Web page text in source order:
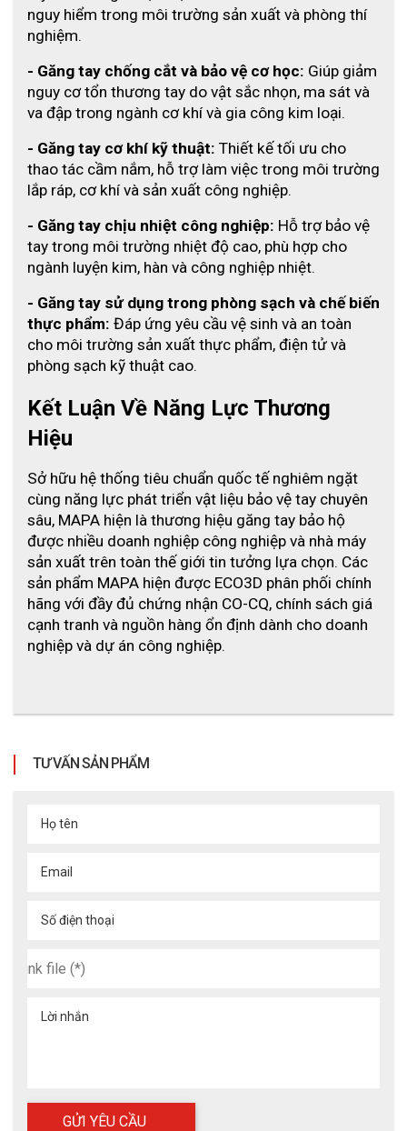
nguy hiểm trong môi trường sản xuất và phòng thí
nghiệm.
- Găng tay chống cắt và bảo vệ cơ học: Giúp giảm
nguy cơ tổn thương tay do vật sắc nhọn, ma sát và
va đập trong ngành cơ khí và gia công kim loại.
- Găng tay cơ khí kỹ thuật: Thiết kế tối ưu cho
thao tác cầm nắm, hỗ trợ làm việc trong môi trường
lắp ráp, cơ khí và sản xuất công nghiệp.
- Găng tay chịu nhiệt công nghiệp: Hỗ trợ bảo vệ
tay trong môi trường nhiệt độ cao, phù hợp cho
ngành luyện kim, hàn và công nghiệp nhiệt.
- Găng tay sử dụng trong phòng sạch và chế biến
thực phẩm: Đáp ứng yêu cầu vệ sinh và an toàn
cho môi trường sản xuất thực phẩm, điện tử và
phòng sạch kỹ thuật cao.
Kết Luận Về Năng Lực Thương
Hiệu
Sở hữu hệ thống tiêu chuẩn quốc tế nghiêm ngặt
cùng năng lực phát triển vật liệu bảo vệ tay chuyên
sâu, MAPA hiện là thương hiệu găng tay bảo hộ
được nhiều doanh nghiệp công nghiệp và nhà máy
sản xuất trên toàn thế giới tin tưởng lựa chọn. Các
sản phẩm MAPA hiện được ECO3D phân phối chính
hãng với đầy đủ chứng nhận CO-CQ, chính sách giá
cạnh tranh và nguồn hàng ổn định dành cho doanh
nghiệp và dự án công nghiệp.
TƯ VẤN SẢN PHẨM
Họ tên
Email
Số điện thoại
Lời nhắn